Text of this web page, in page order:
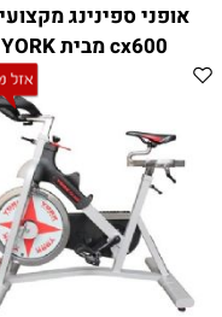
אופני ספינינג
cx600 מבית YORK